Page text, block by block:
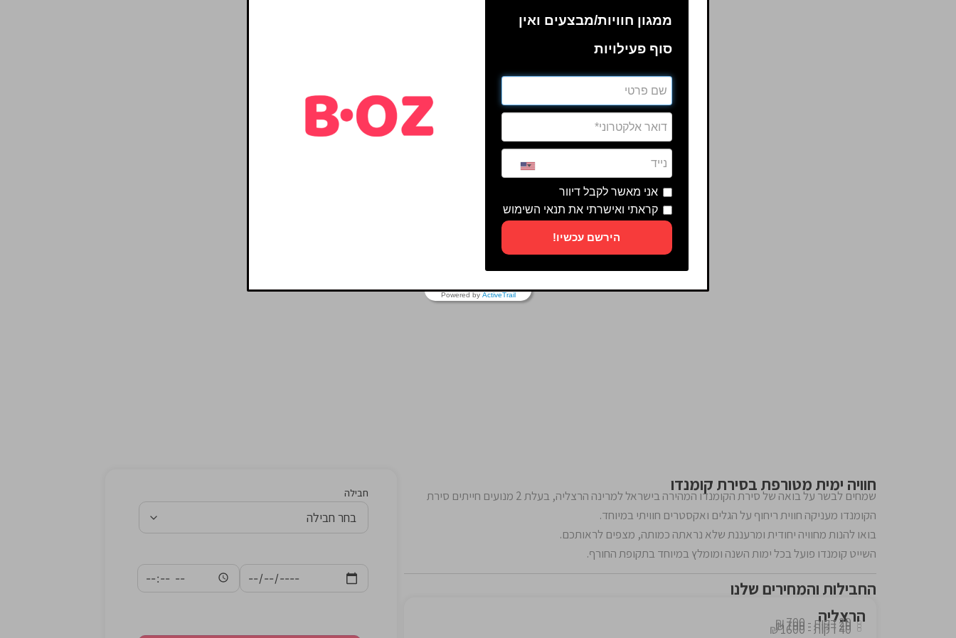
חוויה ימית מטורפת בסירת קומנדו
שמחים לבשר על בואה של סירת הקומנדו המהירה בישראל למרינה הרצליה, בעלת 2 מנועים חייתים סירת
הקומנדו מעניקה חווית ריחוף על הגלים ואקסטרים חוויתי במיוחד.
בואו להנות מחוויה יחודית ומרעננת שלא נראתה כמותה, מצפים לראותכם.
השייט קומנדו פועל בכל ימות השנה ומומלץ במיוחד בתקופת החורף.
החבילות והמחירים שלנו
הרצליה
20 דקות - 700 ₪
20 דקות - 700 ₪
40 דקות - 1600 ₪
חבילה
ממגון חוויות/מבצעים ואין
סוף פעילויות
אני מאשר לקבל דיוור
קראתי ואישרתי את תנאי השימוש
הירשם עכשיו!
Powered by ActiveTrail